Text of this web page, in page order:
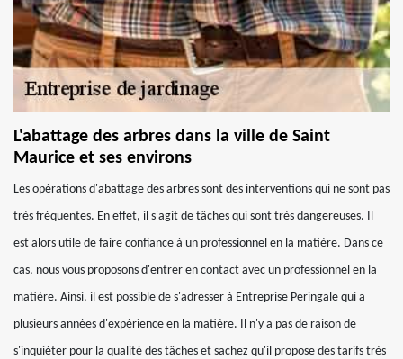
L'abattage des arbres dans la ville de Saint
Maurice et ses environs
Les opérations d'abattage des arbres sont des interventions qui ne sont pas
très fréquentes. En effet, il s'agit de tâches qui sont très dangereuses. Il
est alors utile de faire confiance à un professionnel en la matière. Dans ce
cas, nous vous proposons d'entrer en contact avec un professionnel en la
matière. Ainsi, il est possible de s'adresser à Entreprise Peringale qui a
plusieurs années d'expérience en la matière. Il n'y a pas de raison de
s'inquiéter pour la qualité des tâches et sachez qu'il propose des tarifs très